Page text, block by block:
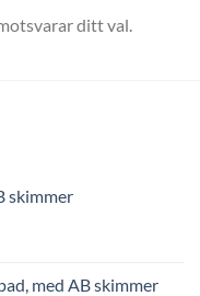
ditt val.
skimmer
med AB skimmer